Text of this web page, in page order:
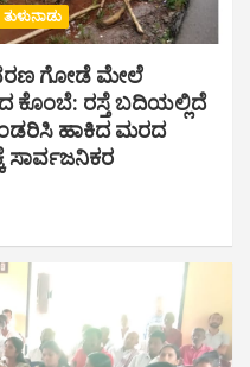
ತುಳುನಾಡು
ಗೋಡೆ ಮೇಲೆ
ಕೊಂಬೆ: ರಸ್ತೆ ಬದಿಯಲ್ಲಿದೆ
ಹಾಕಿದ ಮರದ
ಸಾರ್ವಜನಿಕರ